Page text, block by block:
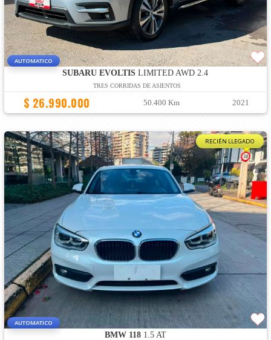
AUTOMATICO
SUBARU EVOLTIS LIMITED AWD 2.4
TRES CORRIDAS DE ASIENTOS
$ 26.990.000 50.400 Km 2021
RECIÉN LLEGADO
AUTOMATICO
BMW 1181.5 AT